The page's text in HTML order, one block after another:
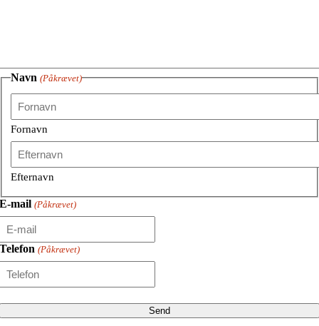
Navn (Påkrævet)
Fornavn
Efternavn
E-mail (Påkrævet)
Telefon (Påkrævet)